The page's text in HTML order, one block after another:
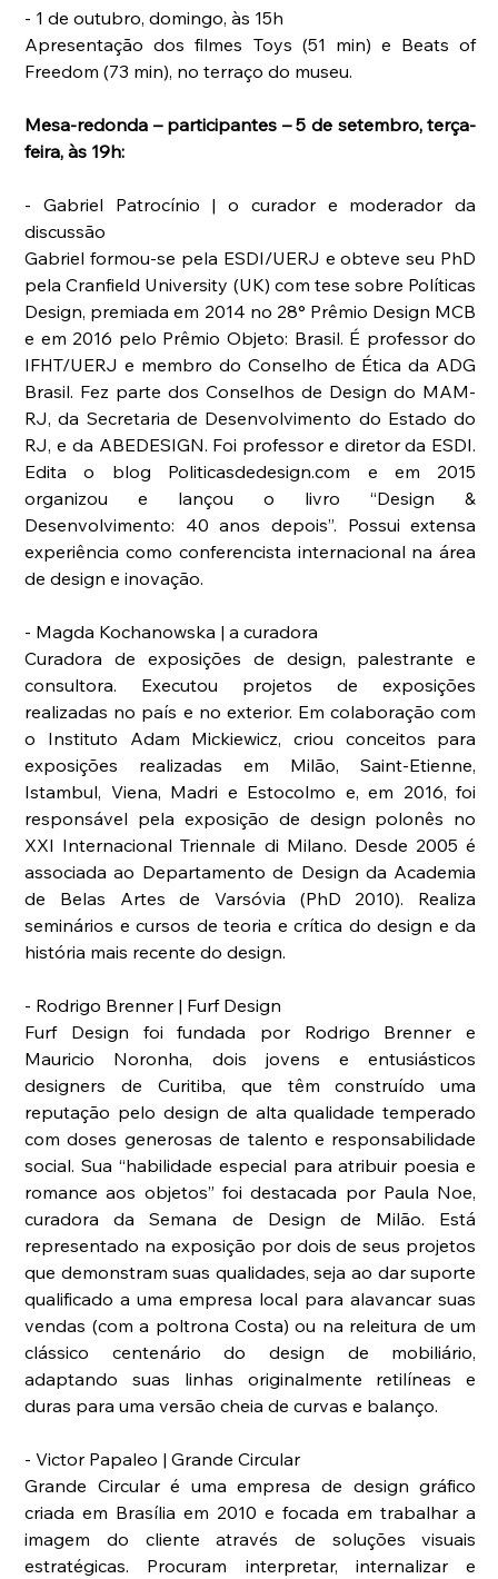
- 1 de outubro, domingo, às 15h
Apresentação dos filmes Toys (51 min) e Beats of
Freedom (73 min), no terraço do museu.
Mesa-redonda – participantes – 5 de setembro, terça-
feira, às 19h:
- Gabriel Patrocínio | o curador e moderador da
discussão
Gabriel formou-se pela ESDI/UERJ e obteve seu PhD
pela Cranfield University (UK) com tese sobre Políticas
Design, premiada em 2014 no 28° Prêmio Design MCB
e em 2016 pelo Prêmio Objeto: Brasil. É professor do
IFHT/UERJ e membro do Conselho de Ética da ADG
Brasil. Fez parte dos Conselhos de Design do MAM-
RJ, da Secretaria de Desenvolvimento do Estado do
RJ, e da ABEDESIGN. Foi professor e diretor da ESDI.
Edita o blog Politicasdedesign.com e em 2015
organizou e lançou o livro “Design &
Desenvolvimento: 40 anos depois”. Possui extensa
experiência como conferencista internacional na área
de design e inovação.
- Magda Kochanowska | a curadora
Curadora de exposições de design, palestrante e
consultora. Executou projetos de exposições
realizadas no país e no exterior. Em colaboração com
o Instituto Adam Mickiewicz, criou conceitos para
exposições realizadas em Milão, Saint-Etienne,
Istambul, Viena, Madri e Estocolmo e, em 2016, foi
responsável pela exposição de design polonês no
XXI Internacional Triennale di Milano. Desde 2005 é
associada ao Departamento de Design da Academia
de Belas Artes de Varsóvia (PhD 2010). Realiza
seminários e cursos de teoria e crítica do design e da
história mais recente do design.
- Rodrigo Brenner | Furf Design
Furf Design foi fundada por Rodrigo Brenner e
Mauricio Noronha, dois jovens e entusiásticos
designers de Curitiba, que têm construído uma
reputação pelo design de alta qualidade temperado
com doses generosas de talento e responsabilidade
social. Sua “habilidade especial para atribuir poesia e
romance aos objetos” foi destacada por Paula Noe,
curadora da Semana de Design de Milão. Está
representado na exposição por dois de seus projetos
que demonstram suas qualidades, seja ao dar suporte
qualificado a uma empresa local para alavancar suas
vendas (com a poltrona Costa) ou na releitura de um
clássico centenário do design de mobiliário,
adaptando suas linhas originalmente retilíneas e
duras para uma versão cheia de curvas e balanço.
- Victor Papaleo | Grande Circular
Grande Circular é uma empresa de design gráfico
criada em Brasília em 2010 e focada em trabalhar a
imagem do cliente através de soluções visuais
estratégicas. Procuram interpretar, internalizar e